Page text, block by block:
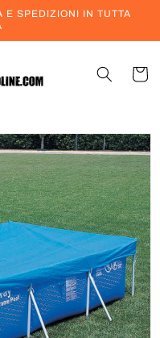
E SPEDIZIONI IN TUTTA
Carrello